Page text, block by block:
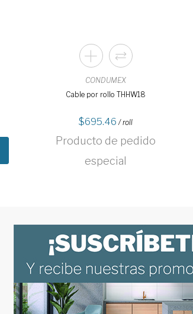
CONDUMEX
Cable por rollo THHW18
695.46 / roll
Producto de pedido
especial